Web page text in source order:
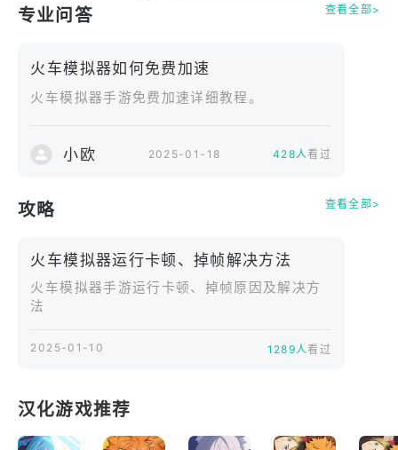
- 独特的火车解锁
- 易于控制和更改曲目
- 上瘾的游戏
火车模拟器免费2018是完美的火车爱好者，火车爱好
现在免费获得火车模拟器2018！
更新日期
专业问答 查看全部>
火车模拟器如何免费加速
火车模拟器手游免费加速详细教程。
小欧 2025-01-18 428人看过
攻略 查看全部>
火车模拟器运行卡顿、掉帧解决方法
火车模拟器手游运行卡顿、掉帧原因及解决方
法
2025-01-10 1289人看过
汉化游戏推荐